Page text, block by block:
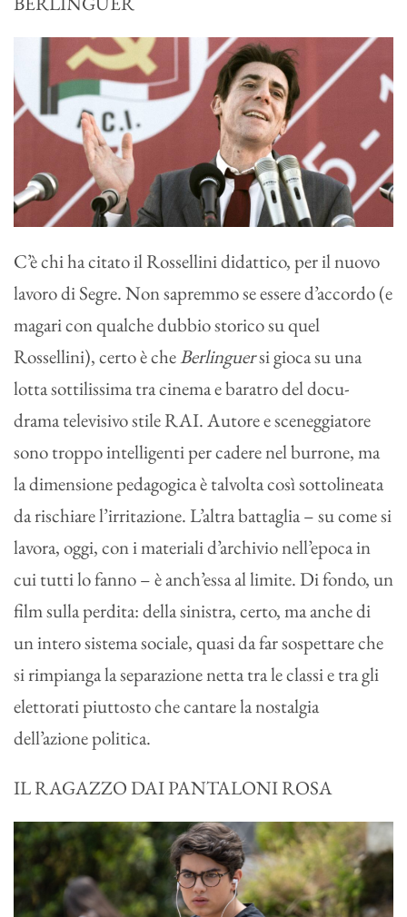
C’è chi ha citato il Rossellini didattico, per il nuovo
lavoro di Segre. Non sapremmo se essere d’accordo (e
magari con qualche dubbio storico su quel
Rossellini), certo è cheBerlinguersi gioca su una
lotta sottilissima tra cinema e baratro del docu-
drama televisivo stile RAI. Autore e sceneggiatore
sono troppo intelligenti per cadere nel burrone, ma
la dimensione pedagogica è talvolta così sottolineata
da rischiare l’irritazione. L’altra battaglia – su come si
lavora, oggi, con i materiali d’archivio nell’epoca in
cui tutti lo fanno – è anch’essa al limite. Di fondo, un
film sulla perdita: della sinistra, certo, ma anche di
un intero sistema sociale, quasi da far sospettare che
si rimpianga la separazione netta tra le classi e tra gli
elettorati piuttosto che cantare la nostalgia
dell’azione politica.
IL RAGAZZO DAI PANTALONI ROSA